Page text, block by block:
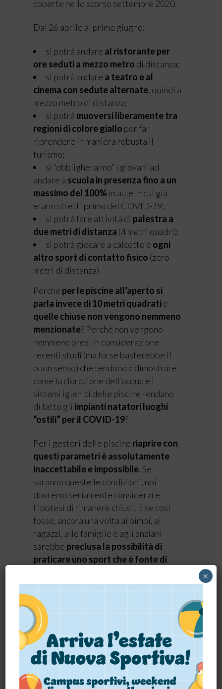
coperte nello scorso settembre 2020.
Dal 26 aprile al primo giugno:
si potrà andare al ristorante per
ore seduti a mezzo metro di distanza;
si potrà andare a teatro e al
cinema con sedute alternate, quindi a
mezzo metro di distanza;
si potrà muoversi liberamente tra
regioni di colore giallo per far
riprendere in maniera robusta il
turismo;
si “obbligheranno” i giovani ad
andare a scuola in presenza fino a un
massimo del 100% in aule in cui già
erano stretti prima del COVID-19;
si potrà fare attività di palestra a
due metri di distanza (4 metri quadri);
si potrà giocare a calcetto e ogni
altro sport di contatto fisico (zero
metri di distanza).
Perché per le piscine all’aperto si
parla invece di 10 metri quadrati e
quelle chiuse non vengono nemmeno
menzionate? Perché non vengono
nemmeno presi in considerazione
recenti studi (ma forse basterebbe il
buon senso) che tendono a dimostrare
come la clorazione dell’acqua e i
sistemi igienici delle piscine rendano
di fatto gli impianti natatori luoghi
“ostili” per il COVID-19?
Per i gestori delle piscine riaprire con
questi parametri è assolutamente
inaccettabile e impossibile. Se
saranno queste le condizioni, noi
dovremo seriamente considerare
l’ipotesi di rimanere chiusi! E se così
fosse, ancora una volta ai bimbi, ai
ragazzi, alle famiglie e agli anziani
sarebbe preclusa la possibilità di
praticare uno sport che è fonte di
indirettamente i danni diretti e
collaterali di questa terribile
pandemia e scrivendo il
un intero settore che impiega migliaia
di persone».
I 62 gestori di impianti dell’Emilia-
Romagna:
×